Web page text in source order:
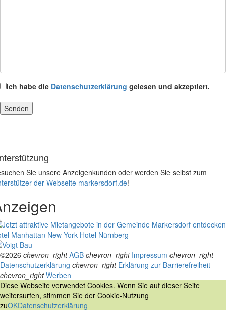
Ich habe die Datenschutzerklärung gelesen und akzeptiert.
Sie unsere Anzeigenkunden oder werden Sie selbst zum
der Webseite markersdorf.de!
Manhattan New York Hotel Nürnberg
©2026 chevron_right AGB chevron_right Impressum chevron_right
Datenschutzerklärung chevron_right Erklärung zur Barrierefreiheit
chevron_right Werben
Diese Webseite verwendet Cookies. Wenn Sie auf dieser Seite
weitersurfen, stimmen Sie der Cookie-Nutzung
zuOKDatenschutzerklärung